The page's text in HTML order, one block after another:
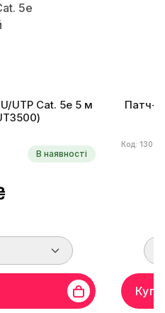
UTP Cat. 5e 5 м
В наявності
Патч-
Код: 1305